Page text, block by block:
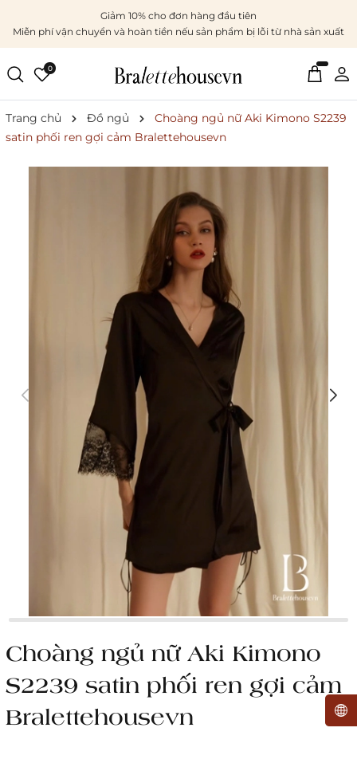
Giảm 10% cho đơn hàng đầu tiên
Miễn phí vận chuyển và hoàn tiền nếu sản phẩm bị lỗi từ nhà sản xuất
0
Trang chủ Đồ ngủ
Choàng ngủ nữ Aki Kimono S2239
satin phối ren gợi cảm Bralettehousevn
Choàng ngủ nữ Aki Kimono
S2239 satin phối ren gợi cảm
Bralettehousevn